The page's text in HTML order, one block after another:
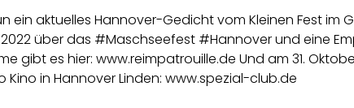
ein aktuelles Hannover-Gedicht vom Kleinen Fest im
über das #Maschseefest #Hannover und eine
gibt es hier: www.reimpatrouille.de Und am 31.
Kino in Hannover Linden: www.spezial-club.de